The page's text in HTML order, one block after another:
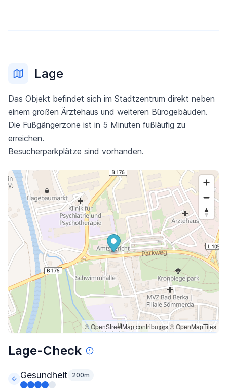
Lage
Das Objekt befindet sich im Stadtzentrum direkt neben
einem großen Ärztehaus und weiteren Bürogebäuden.
Die Fußgängerzone ist in 5 Minuten fußläufig zu
erreichen.
Besucherparkplätze­ sind vorhanden.
© OpenStreetMap contributors© OpenMapTiles
Lage-Check
Gesundheit 200m